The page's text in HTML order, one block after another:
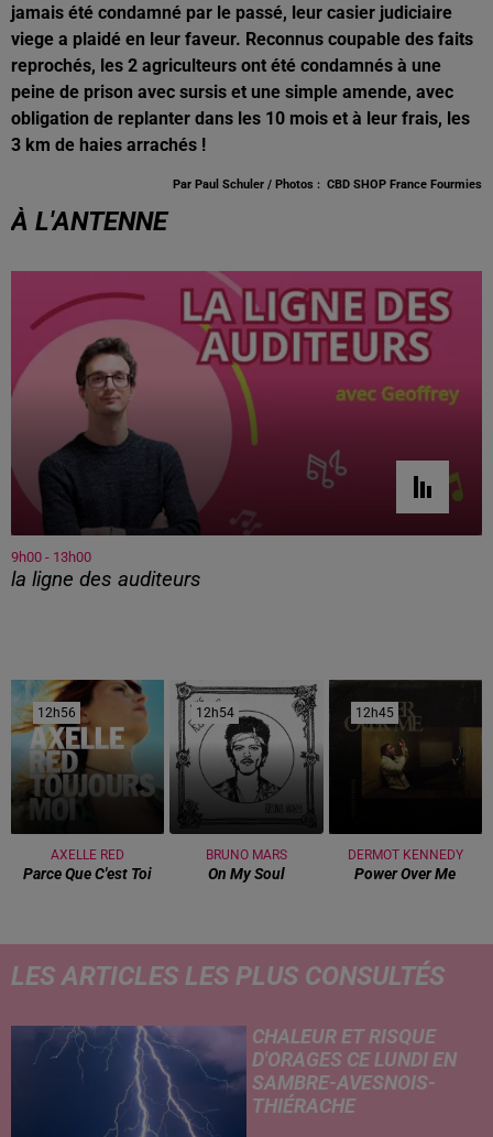
jamais été condamné par le passé, leur casier judiciaire
viege a plaidé en leur faveur. Reconnus coupable des faits
reprochés, les 2 agriculteurs ont été condamnés à une
peine de prison avec sursis et une simple amende, avec
obligation de replanter dans les 10 mois et à leur frais, les
3 km de haies arrachés !
Par Paul Schuler / Photos : CBD SHOP France Fourmies
À L'ANTENNE
9h00 - 13h00
la ligne des auditeurs
12h56
12h56
AXELLE RED
Parce Que C'est Toi
12h54
12h54
BRUNO MARS
On My Soul
12h45
12h45
DERMOT KENNEDY
Power Over Me
LES ARTICLES LES PLUS CONSULTÉS
CHALEUR ET RISQUE
D'ORAGES CE LUNDI EN
SAMBRE-AVESNOIS-
THIÉRACHE